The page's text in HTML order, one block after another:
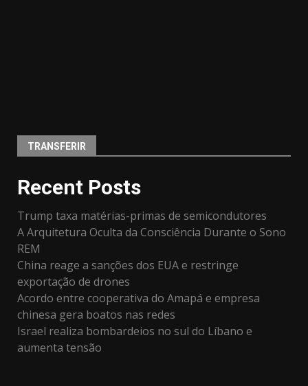
TRANSFERIR
Recent Posts
Trump taxa matérias-primas de semicondutores
A Arquitetura Oculta da Consciência Durante o Sono
REM
China reage a sanções dos EUA e restringe
exportação de drones
Acordo entre cooperativa do Amapá e empresa
chinesa gera boatos nas redes
Israel realiza bombardeios no sul do Líbano e
aumenta tensão